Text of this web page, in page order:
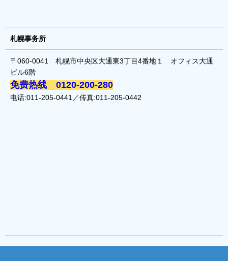
札幌事务所
〒060-0041 札幌市中央区大通東3丁目4番地１ オフィス大通
ビル6階
免费热线 0120-200-280
电话:011-205-0441／传真:011-205-0442